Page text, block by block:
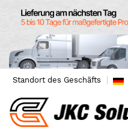
Standort des Geschäfts